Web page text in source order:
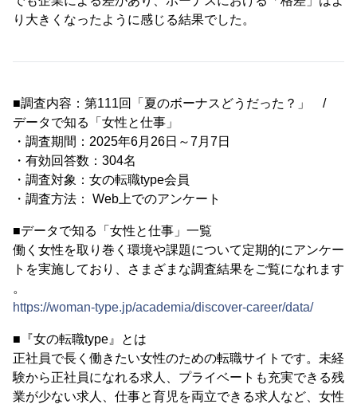
り大きくなったように感じる結果でした。
■調査内容：第111回「夏のボーナスどうだった？」 /
データで知る「女性と仕事」
・調査期間：2025年6月26日～7月7日
・有効回答数：304名
・調査対象：女の転職type会員
・調査方法： Web上でのアンケート
■データで知る「女性と仕事」一覧
働く女性を取り巻く環境や課題について定期的にアンケー
トを実施しており、さまざまな調査結果をご覧になれます
。
https://woman-type.jp/academia/discover-career/data/
■『女の転職type』とは
正社員で長く働きたい女性のための転職サイトです。未経
験から正社員になれる求人、プライベートも充実できる残
業が少ない求人、仕事と育児を両立できる求人など、女性